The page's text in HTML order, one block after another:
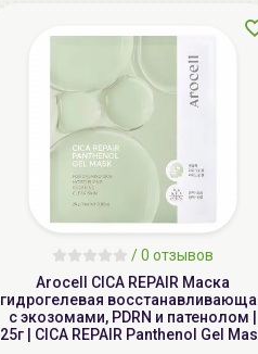
/0 отзывов
Arocell CICA REPAIR Маска
гидрогелевая
с экозомами, PDRN и патенолом |
25г | CICA REPAIR Panthenol Gel